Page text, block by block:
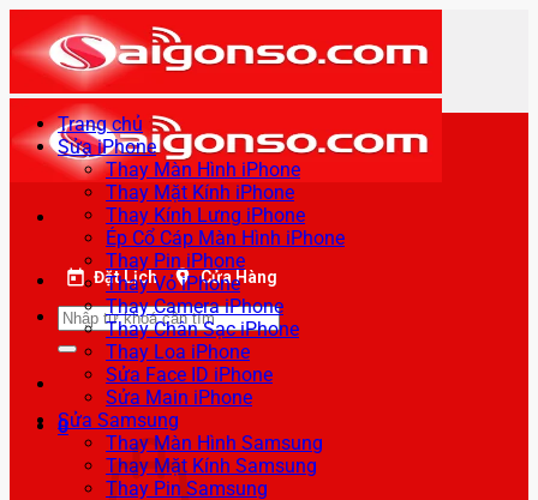
qua
nội
dung
Đặt Lịch Cửa Hàng
Tìm
kiếm:
0
Trang chủ
Sửa iPhone
Thay Màn Hình iPhone
Thay Mặt Kính iPhone
Thay Kính Lưng iPhone
Ép Cổ Cáp Màn Hình iPhone
Thay Pin iPhone
Thay Vỏ iPhone
Thay Camera iPhone
Thay Chân Sạc iPhone
Thay Loa iPhone
Sửa Face ID iPhone
Sửa Main iPhone
Sửa Samsung
Thay Màn Hình Samsung
Thay Mặt Kính Samsung
Thay Pin Samsung